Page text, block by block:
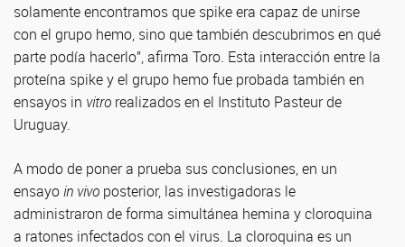
solamente encontramos que spike era capaz de unirse
con el grupo hemo, sino que también descubrimos en qué
parte podía hacerlo”, afirma Toro. Esta interacción entre la
proteína spike y el grupo hemo fue probada también en
ensayos in vitro realizados en el Instituto Pasteur de
Uruguay.
A modo de poner a prueba sus conclusiones, en un
ensayoin vivo posterior, las investigadoras le
administraron de forma simultánea hemina y cloroquina
a ratones infectados con el virus. La cloroquina es un